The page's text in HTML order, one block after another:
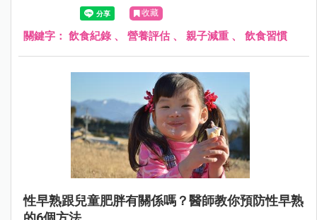
收藏
關鍵字： 飲食紀錄、 營養評估 、 親子減重 、 飲食習慣
性早熟跟兒童肥胖有關係嗎？醫師教你預防性早熟